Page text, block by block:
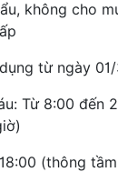
không cho
từ ngày
Từ 8:00 đến
(thông